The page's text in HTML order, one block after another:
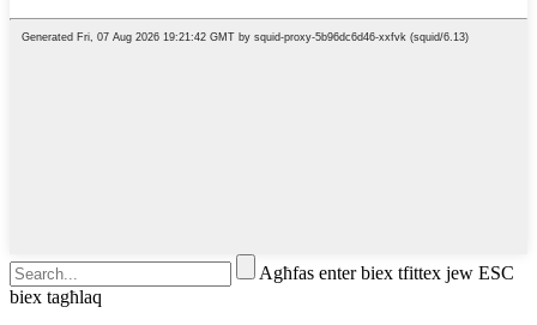
Agħfas enter biex tfittex jew ESC
biex tagħlaq